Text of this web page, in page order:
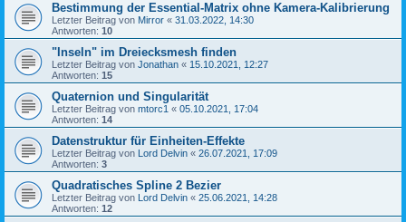
Bestimmung der Essential-Matrix ohne Kamera-Kalibrierung
Letzter Beitrag von Mirror « 31.03.2022, 14:30
Antworten: 10
"Inseln" im Dreiecksmesh finden
Letzter Beitrag von Jonathan « 15.10.2021, 12:27
Antworten: 15
Quaternion und Singularität
Letzter Beitrag von mtorc1 « 05.10.2021, 17:04
Antworten: 14
Datenstruktur für Einheiten-Effekte
Letzter Beitrag von Lord Delvin « 26.07.2021, 17:09
Antworten: 3
Quadratisches Spline 2 Bezier
Letzter Beitrag von Lord Delvin « 25.06.2021, 14:28
Antworten: 12